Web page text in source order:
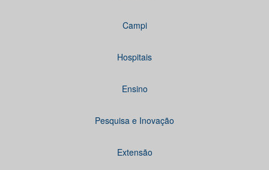
Campi
Hospitais
Ensino
Pesquisa e Inovação
Extensão